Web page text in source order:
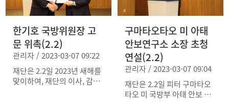
한기호 국방위원장 고
문 위촉(2.2)
관리자 / 2023-03-07 09:22
재단은 2.2일 2023년 새해를
맞이하여, 재단의 이사, 감사,
구마타오타오 미 아태
안보연구소 소장 초청
연설(2.2)
관리자 / 2023-03-07 09:04
재단은 2.2일 피터 구마타오
타오 미 국방부 아태 안보 연